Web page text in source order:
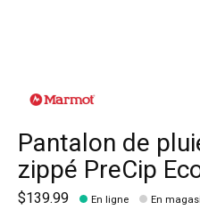
Pantalon de
zippé PreCip
$139.99 En ligne En